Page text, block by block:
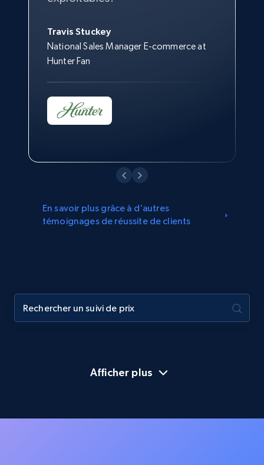
Travis Stuckey
National Sales Manager E-commerce at
Hunter Fan
Jonathan Lo
Director of Customer Strategy & Insights
Director of Merchandising at Kingston
En savoir plus grâce à d'autres
témoignages de réussite de clients
Afficher plus